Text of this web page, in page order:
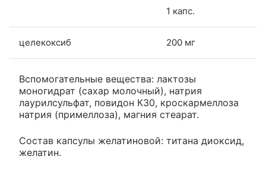
1 капс.
целекоксиб 200 мг
Вспомогательные вещества: лактозы
моногидрат (сахар молочный), натрия
лаурилсульфат, повидон К30, кроскармеллоза
натрия (примеллоза), магния стеарат.
Состав капсулы желатиновой: титана диоксид,
желатин.